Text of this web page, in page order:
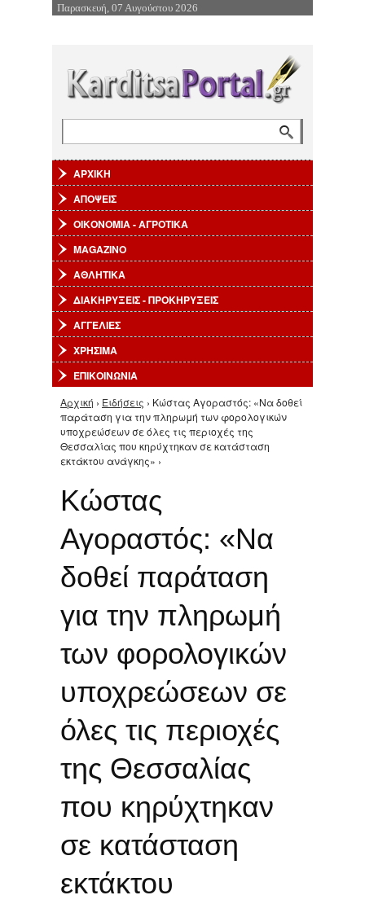
Επιστροφή στην Πλοήγηση
Παρασκευή, 07 Αυγούστου 2026
ΑΡΧΙΚΗ
ΑΠΟΨΕΙΣ
ΟΙΚΟΝΟΜΙΑ - ΑΓΡΟΤΙΚΑ
MAGAZINO
ΑΘΛΗΤΙΚΑ
ΔΙΑΚΗΡΥΞΕΙΣ - ΠΡΟΚΗΡΥΞΕΙΣ
ΑΓΓΕΛΙΕΣ
ΧΡΗΣΙΜΑ
ΕΠΙΚΟΙΝΩΝΙΑ
Είστε εδώ
Αρχική › Ειδήσεις › Κώστας Αγοραστός: «Να δοθεί
παράταση για την πληρωμή των φορολογικών
υποχρεώσεων σε όλες τις περιοχές της
Θεσσαλίας που κηρύχτηκαν σε κατάσταση
εκτάκτου ανάγκης» ›
Κώστας
Αγοραστός: «Να
δοθεί παράταση
για την πληρωμή
των φορολογικών
υποχρεώσεων σε
όλες τις περιοχές
της Θεσσαλίας
που κηρύχτηκαν
σε κατάσταση
εκτάκτου